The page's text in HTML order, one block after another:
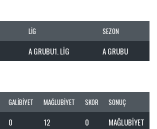
LIG SEZON
A GRUBU1. LIG A GRUBU
GALIBIYET MAĞLUBIYET SKOR SONUÇ
0 12 0
MAĞLUBIYET